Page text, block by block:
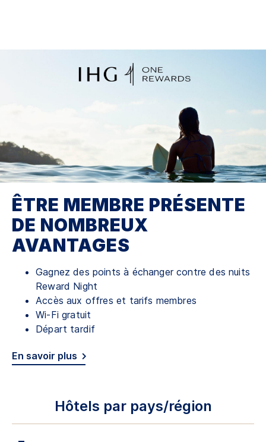
ÊTRE MEMBRE PRÉSENTE
DE NOMBREUX
AVANTAGES
Gagnez des points à échanger contre des nuits
Reward Night
Accès aux offres et tarifs membres
Wi-Fi gratuit
Départ tardif
En savoir plus
Hôtels par pays/région